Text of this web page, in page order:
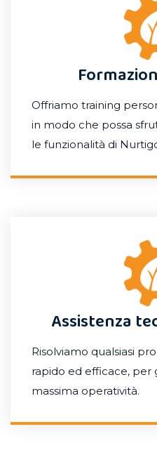
Offriamo training
in modo che possa
le funzionalità di
Assistenza
Risolviamo qualsiasi
rapido ed efficace, per
massima operatività.